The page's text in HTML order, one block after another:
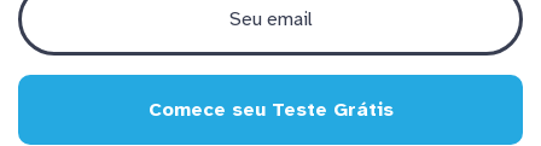
Comece seu Teste Grátis